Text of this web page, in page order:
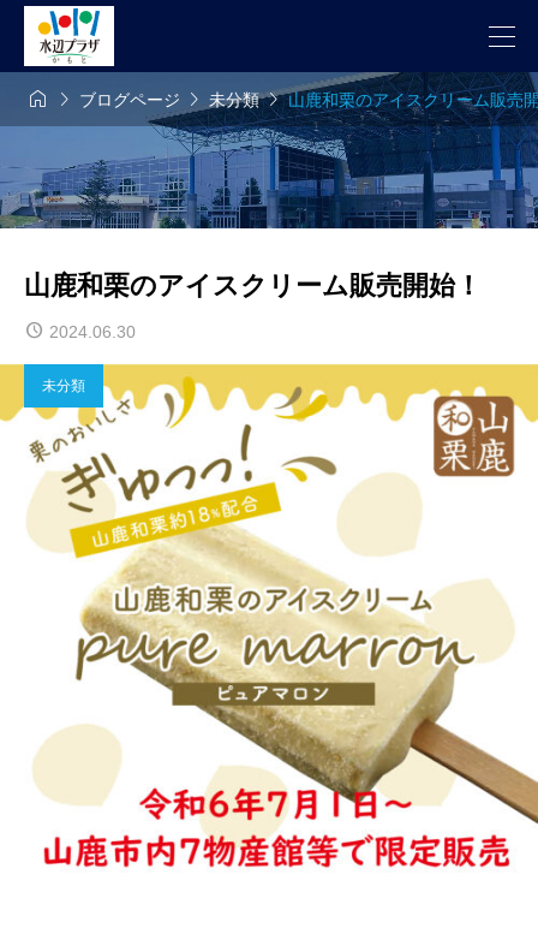
  ブログページ  未分類山鹿和栗のアイスクリーム販売
山鹿和栗のアイスクリーム販売開始！
2024.06.30
未分類